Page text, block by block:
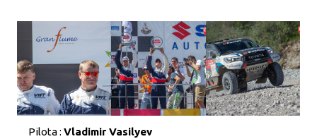
Pilota : Vladimir Vasilyev